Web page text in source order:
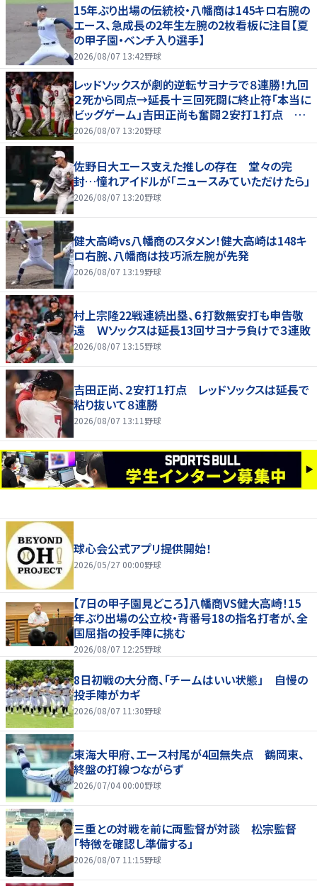
15年ぶり出場の伝統校・八幡商は145キロ右腕の
エース、急成長の2年生左腕の2枚看板に注目【夏
の甲子園・ベンチ入り選手】
2026/08/07 13:42野球
レッドソックスが劇的逆転サヨナラで８連勝！九回
２死から同点→延長十三回死闘に終止符「本当に
ビッグゲーム」吉田正尚も奮闘２安打１打点 本
拠地熱狂
2026/08/07 13:20野球
佐野日大エース支えた推しの存在 堂々の完
封…憧れアイドルが「ニュースみていただけたら」
2026/08/07 13:20野球
健大高崎vs八幡商のスタメン！健大高崎は148キ
ロ右腕、八幡商は技巧派左腕が先発
2026/08/07 13:19野球
村上宗隆22戦連続出塁、６打数無安打も申告敬
遠 Ｗソックスは延長13回サヨナラ負けで３連敗
2026/08/07 13:15野球
吉田正尚、２安打１打点 レッドソックスは延長で
粘り抜いて８連勝
2026/08/07 13:11 野球
球心会公式アプリ提供開始！
2026/05/27 00:00野球
【7日の甲子園見どころ】八幡商VS健大高崎！15
年ぶり出場の公立校・背番号18の指名打者が、全
国屈指の投手陣に挑む
2026/08/07 12:25野球
8日初戦の大分商、「チームはいい状態」 自慢の
投手陣がカギ
2026/08/07 11:30野球
東海大甲府、エース村尾が4回無失点 鶴岡東、
終盤の打線つながらず
2026/07/04 00:00野球
三重との対戦を前に両監督が対談 松宗監督
「特徴を確認し準備する」
2026/08/07 11:15野球